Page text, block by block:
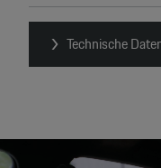
Technische
Video
Player